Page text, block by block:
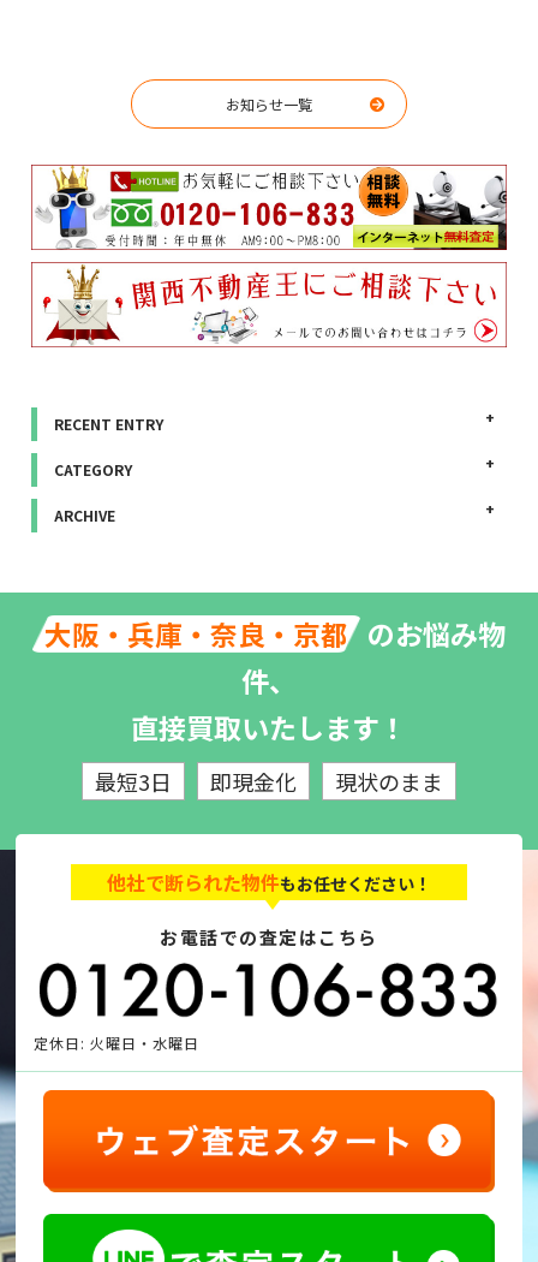
お知らせ一覧
RECENT ENTRY
CATEGORY
ARCHIVE
大阪・兵庫・奈良・京都 のお悩み物
件、
直接買取いたします！
最短3日 即現金化 現状のまま
他社で断られた物件もお任せください！
お電話での査定はこちら
定休日: 火曜日・水曜日